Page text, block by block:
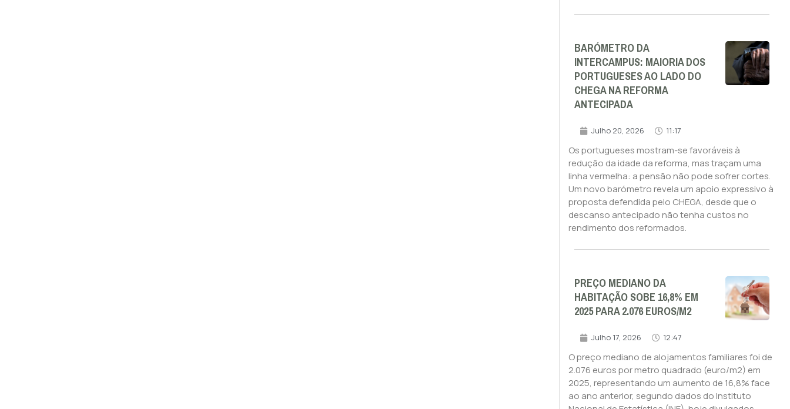
BARÓMETRO DA
INTERCAMPUS: MAIORIA DOS
PORTUGUESES AO LADO DO
CHEGA NA REFORMA
ANTECIPADA
Julho 20, 2026 11:17
Os portugueses mostram-se favoráveis à
redução da idade da reforma, mas traçam uma
linha vermelha: a pensão não pode sofrer cortes.
Um novo barómetro revela um apoio expressivo à
proposta defendida pelo CHEGA, desde que o
descanso antecipado não tenha custos no
rendimento dos reformados.
PREÇO MEDIANO DA
HABITAÇÃO SOBE 16,8% EM
2025 PARA 2.076 EUROS/M2
Julho 17, 2026 12:47
O preço mediano de alojamentos familiares foi de
2.076 euros por metro quadrado (euro/m2) em
2025, representando um aumento de 16,8% face
ao ano anterior, segundo dados do Instituto